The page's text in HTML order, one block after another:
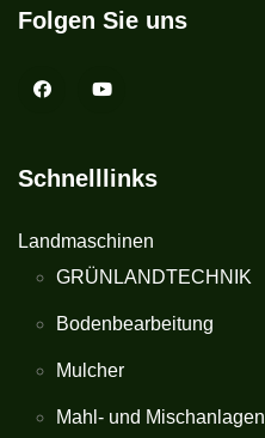
Folgen Sie uns
Schnelllinks
Landmaschinen
GRÜNLANDTECHNIK
Bodenbearbeitung
Mulcher
Mahl- und Mischanlagen